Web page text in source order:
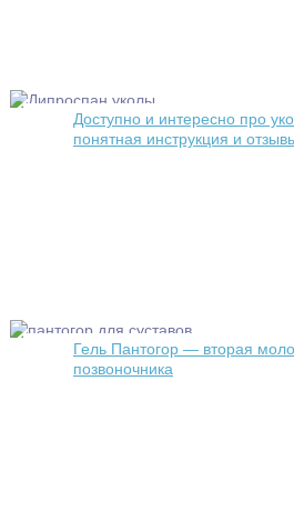
Доступно и интересно про
понятная инструкция и
Гель Пантогор — вторая
позвоночника